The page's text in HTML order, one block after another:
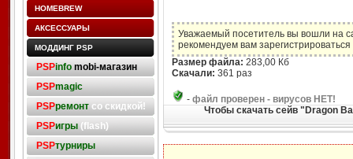
HOMEBREW
АКСЕССУАРЫ
МОДДИНГ PSP
PSPinfo mobi-магазин
PSPmagic
PSPремонтсо скидкой!
PSPигры(flash)
PSPтурниры
Уважаемый посетитель вы вошли на
рекомендуем вам
Размер файла: 283,00 Кб
Скачали: 361 раз
- файл проверен - вирусов НЕТ!
Чтобы скачать сейв "Dragon